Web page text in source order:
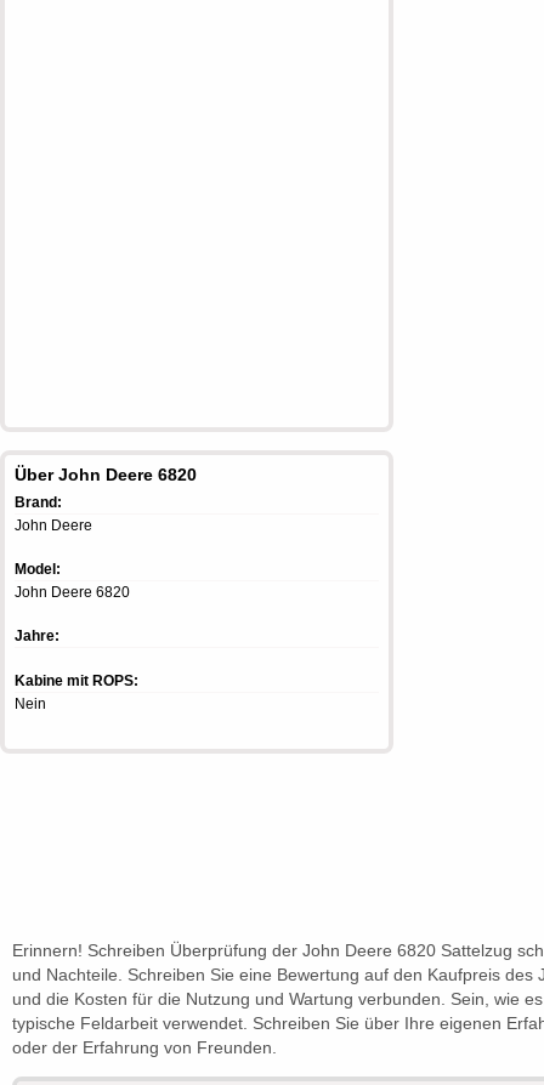
Über John Deere 6820
Brand:
John Deere
Model:
John Deere 6820
Jahre:
Kabine mit ROPS:
Nein
Erinnern! Schreiben Überprüfung der John Deere 6820 Sattelzug
und Nachteile. Schreiben Sie eine Bewertung auf den Kaufpreis des
und die Kosten für die Nutzung und Wartung verbunden. Sein, wie
typische Feldarbeit verwendet. Schreiben Sie über Ihre eigenen
oder der Erfahrung von Freunden.